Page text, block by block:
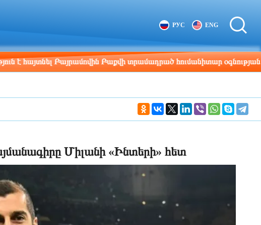
РУС ENG
Բայրամովին Բաքվի տրամադրած հումանիտար օգնության համար
Միլանի «Ինտերի» հետ